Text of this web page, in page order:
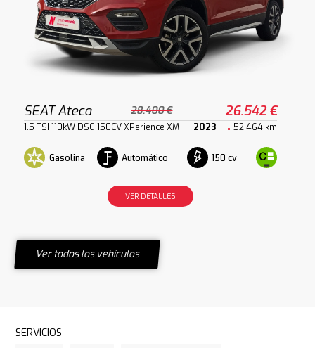
SEAT Ateca 28.400 € 26.542 €
1.5 TSI 110kW DSG 150CV XPerience XM 2023 52.464 km
Gasolina Automático 150 cv
VER DETALLES
Ver todos los vehículos
SERVICIOS